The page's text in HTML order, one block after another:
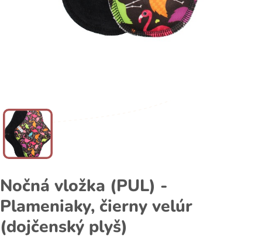
Nočná vložka (PUL) -
Plameniaky, čierny velúr
(dojčenský plyš)